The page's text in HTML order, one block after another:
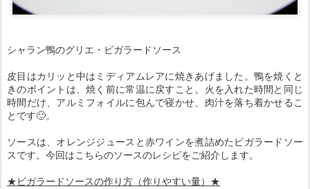
シャラン鴨のグリエ・ビガラードソース
皮目はカリッと中はミディアムレアに焼きあげました。鴨を焼くと
きのポイントは、焼く前に常温に戻すこと。火を入れた時間と同じ
時間だけ、アルミフォイルに包んで寝かせ、肉汁を落ち着かせるこ
とです🙂。
ソースは、オレンジジュースと赤ワインを煮詰めたビガラードソー
スです。今回はこちらのソースのレシピをご紹介します。
★ビガラードソースの作り方（作りやすい量）★